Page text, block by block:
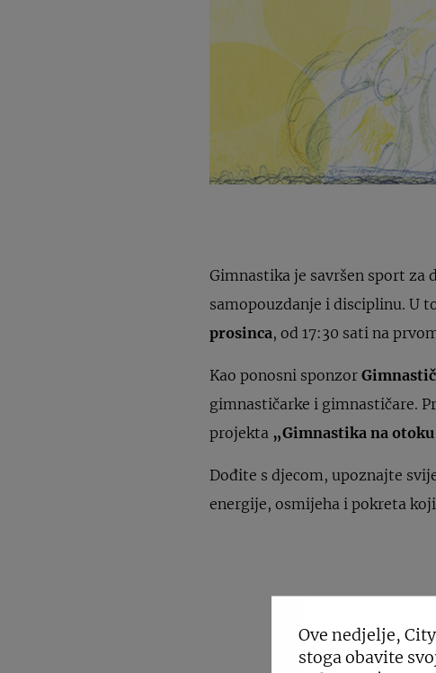
Gimnastika je savršen sport
samopouzdanje i disciplinu. U
prosinca, od 17:30 sati na
Kao ponosni sponzor
gimnastičarke i gimnastičare.
projekta „Gimnastika na
Dođite s djecom, upoznajte
energije, osmijeha i pokreta
Ove nedjelje,
stoga obavite